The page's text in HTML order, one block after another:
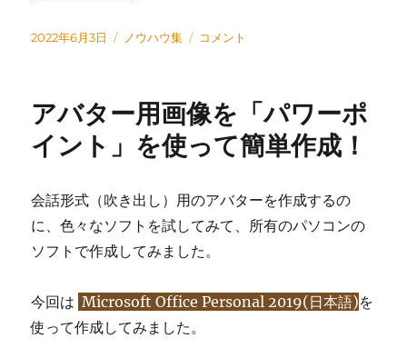
投
2022年6月3日
カ
ー
ノウハウ集
ア
用
像
イ
ン
を
コメント
アバター用画像を「パワーポ
イント」を使って簡単作成！
会話形式（吹き出し）用のアバターを作成するの
に、色々なソフトを試してみて、所有のパソコンの
ソフトで作成してみました。
今回は Microsoft Office Personal 2019(日本語)を
使って作成してみました。